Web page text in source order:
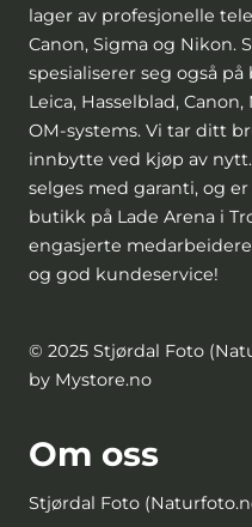
lager av profesjonelle
Canon, Sigma og Nikon.
spesialiserer seg også
Leica, Hasselblad,
OM-systems. Vi tar ditt
innbytte ved kjøp av
selges med garanti, og
butikk på Lade Arena i
engasjerte
og god kundeservice!
© 2025 Stjørdal Foto
by Mystore.no
Om oss
Stjørdal Foto